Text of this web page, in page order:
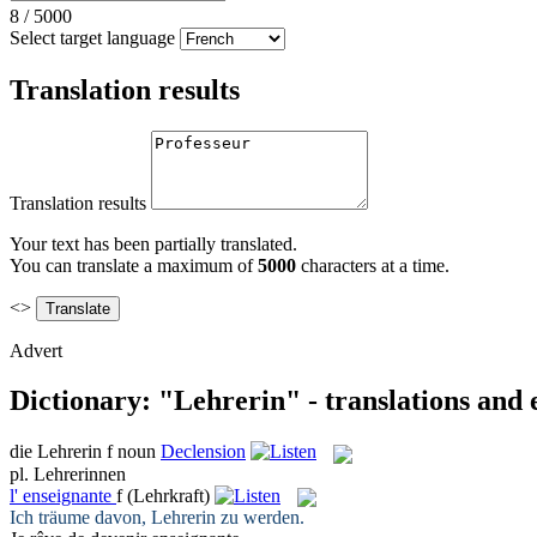
8 / 5000
Select target language
Translation results
Translation results
Your text has been partially translated.
You can translate a maximum of5000 characters at a time.
<>
Advert
Dictionary: "Lehrerin" - translations and
die Lehrerin f noun Declension
pl. Lehrerinnen
l' enseignante f (Lehrkraft)
Ich träume davon, Lehrerin zu werden.